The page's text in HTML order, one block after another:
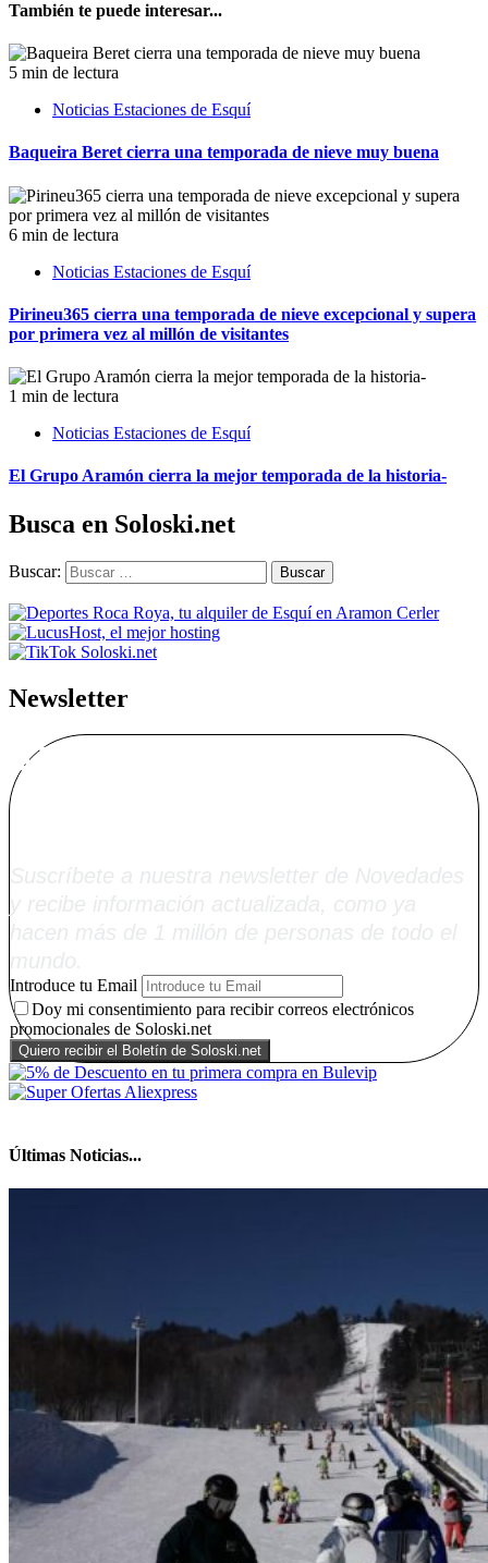
También te puede interesar...
5 min de lectura
Noticias Estaciones de Esquí
Baqueira Beret cierra una temporada de nieve muy buena
6 min de lectura
Noticias Estaciones de Esquí
Pirineu365 cierra una temporada de nieve excepcional y supera
por primera vez al millón de visitantes
1 min de lectura
Noticias Estaciones de Esquí
El Grupo Aramón cierra la mejor temporada de la historia-
Busca en Soloski.net
Buscar:
Newsletter
Alta Boletín
Introduce tu Email
Doy mi consentimiento para recibir correos electrónicos
promocionales de Soloski.net
Últimas Noticias...